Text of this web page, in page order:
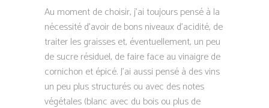
Au moment de choisir, j’ai toujours pensé à la
nécessité d’avoir de bons niveaux d’acidité, de
traiter les graisses et, éventuellement, un peu
de sucre résiduel, de faire face au vinaigre de
cornichon et épicé. J’ai aussi pensé à des vins
un peu plus structurés ou avec des notes
végétales (blanc avec du bois ou plus de